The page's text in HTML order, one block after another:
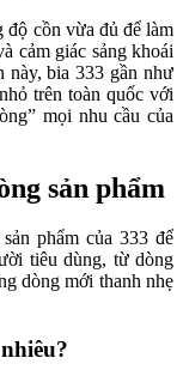
độ cồn vừa đủ để làm
cảm giác sảng khoái
này, bia 333 gần như
trên toàn quốc với
mọi nhu cầu của
sản phẩm
phẩm của 333 để
tiêu dùng, từ dòng
dòng mới thanh nhẹ